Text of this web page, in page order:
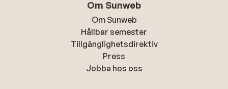
Om Sunweb
Om Sunweb
Hållbar semester
Tillgänglighetsdirektiv
Press
Jobba hos oss